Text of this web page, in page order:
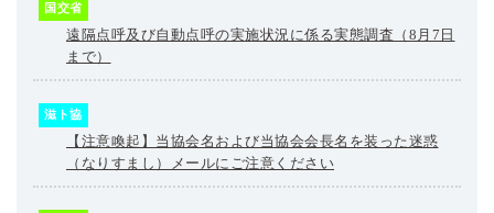
国交省
遠隔点呼及び自動点呼の実施状況に係る実態調査（8月7日
まで）
滋ト協
【注意喚起】当協会名および当協会会長名を装った迷惑
（なりすまし）メールにご注意ください